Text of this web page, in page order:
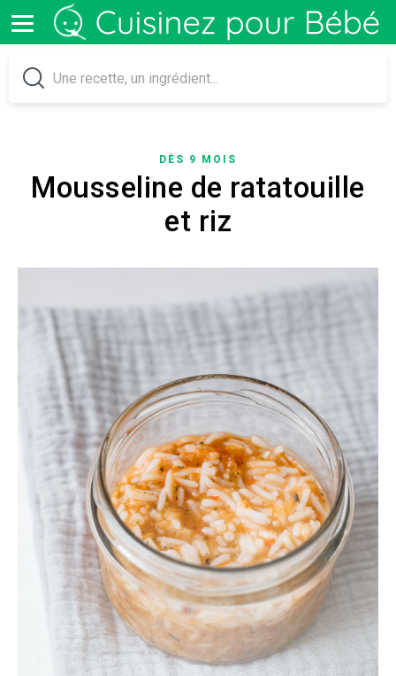
DÈS 9 MOIS
Mousseline de ratatouille
et riz